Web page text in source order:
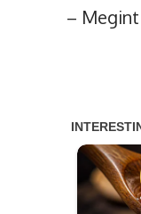
–